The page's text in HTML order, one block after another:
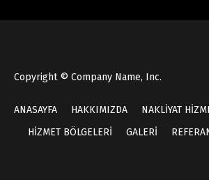
Copyright © Company Name, Inc.
ANASAYFA HAKKIMIZDA
NAKLİYAT
HİZMET BÖLGELERİ
GALERİ